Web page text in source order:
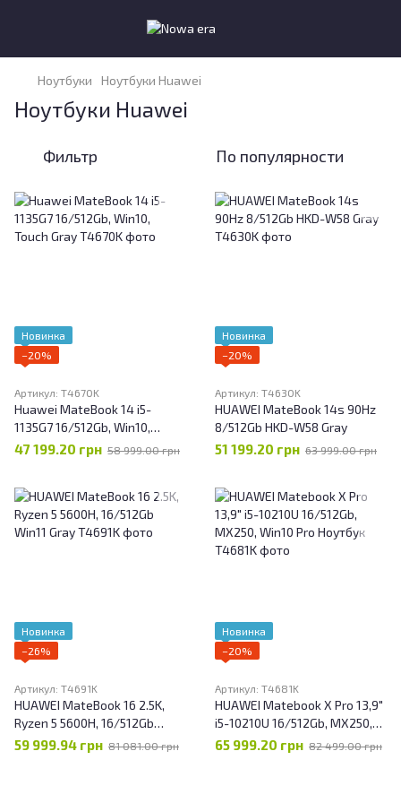
Ноутбуки Ноутбуки Huawei
Ноутбуки Huawei
Фильтр По популярности
Новинка
−20%
Артикул: T4670K
Huawei MateBook 14 i5-
1135G7 16/512Gb, Win10,
Touch Gray
47 199.20 грн 58 999.00 грн
Новинка
−20%
Артикул: T4630K
HUAWEI MateBook 14s 90Hz
8/512Gb HKD-W58 Gray
51 199.20 грн 63 999.00 грн
Новинка
−26%
Артикул: T4691K
HUAWEI MateBook 16 2.5K,
Ryzen 5 5600H, 16/512Gb
Win11 Gray
59 999.94 грн 81 081.00 грн
Новинка
−20%
Артикул: T4681K
HUAWEI Matebook X Pro 13,9"
i5-10210U 16/512Gb, MX250,
Win10 Pro Ноутбук
65 999.20 грн 82 499.00 грн